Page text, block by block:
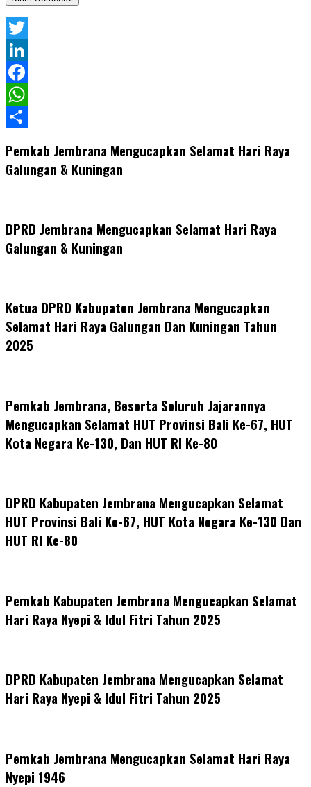
Twitter
LinkedIn
Facebook
WhatsApp
Pemkab Jembrana Mengucapkan Selamat Hari Raya
Galungan & Kuningan
DPRD Jembrana Mengucapkan Selamat Hari Raya
Galungan & Kuningan
Ketua DPRD Kabupaten Jembrana Mengucapkan
Selamat Hari Raya Galungan Dan Kuningan Tahun
2025
Pemkab Jembrana, Beserta Seluruh Jajarannya
Mengucapkan Selamat HUT Provinsi Bali Ke-67, HUT
Kota Negara Ke-130, Dan HUT RI Ke-80
DPRD Kabupaten Jembrana Mengucapkan Selamat
HUT Provinsi Bali Ke-67, HUT Kota Negara Ke-130 Dan
HUT RI Ke-80
Pemkab Kabupaten Jembrana Mengucapkan Selamat
Hari Raya Nyepi & Idul Fitri Tahun 2025
DPRD Kabupaten Jembrana Mengucapkan Selamat
Hari Raya Nyepi & Idul Fitri Tahun 2025
Pemkab Jembrana Mengucapkan Selamat Hari Raya
Nyepi 1946